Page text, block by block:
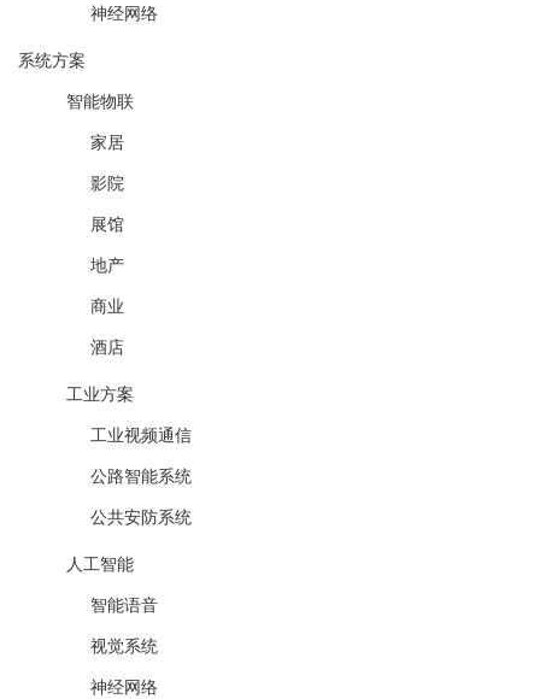
神经网络
系统方案
智能物联
家居
影院
展馆
地产
商业
酒店
工业方案
工业视频通信
公路智能系统
公共安防系统
人工智能
智能语音
视觉系统
神经网络